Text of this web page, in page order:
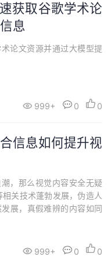
获取谷歌学术论
息
论文资源并通过大模型提
999+ 0 0
信息如何提升视
，那么视觉内容安全无疑
关技术蓬勃发展，伪造人
展，真假难辨的内容如同
怎么守护这份“真实性”？
论坛上，这一问题成为聚
999+ 0 0